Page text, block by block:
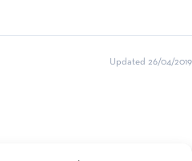
Updated 26/04/2019